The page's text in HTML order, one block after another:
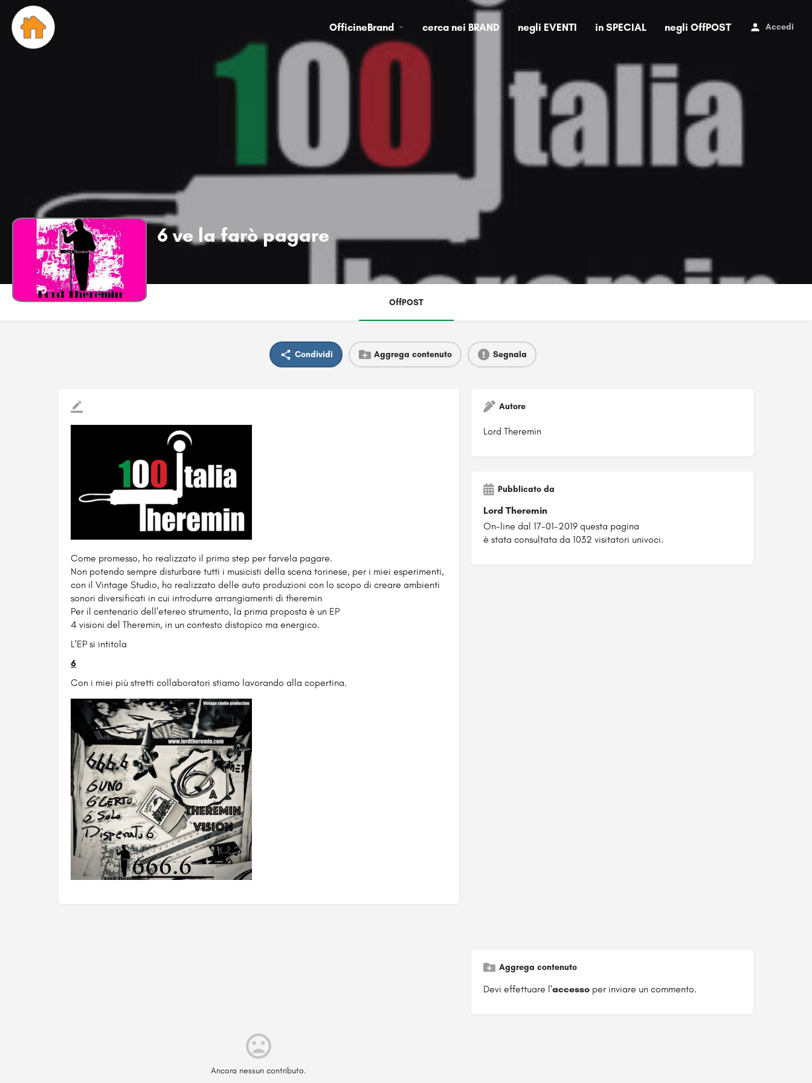
OfficineBrand cerca nei BRAND negli EVENTI in SPECIAL negli OffPOST Accedi
6 ve la farò pagare
OffPOST
Condividi Aggrega contenuto Segnala
Come promesso, ho realizzato il primo step per farvela pagare.
Non potendo sempre disturbare tutti i musicisti della scena torinese, per i miei esperimenti,
con il Vintage Studio, ho realizzato delle auto produzioni con lo scopo di creare ambienti
sonori diversificati in cui introdurre arrangiamenti di theremin
Per il centenario dell'etereo strumento, la prima proposta è un EP
4 visioni del Theremin, in un contesto distopico ma energico.
L'EP si intitola
6
Con i miei più stretti collaboratori stiamo lavorando alla copertina.
Autore
Lord Theremin
Pubblicato da
Lord Theremin
On-line dal 17-01-2019 questa pagina
è stata consultata da 1032 visitatori univoci.
Ancora nessun contributo.
Aggrega contenuto
Devi effettuare l'accessoper inviare un commento.